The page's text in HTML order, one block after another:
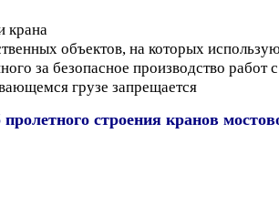
крана
объектов, на которых
за безопасное производство
грузе запрещается
строения кранов